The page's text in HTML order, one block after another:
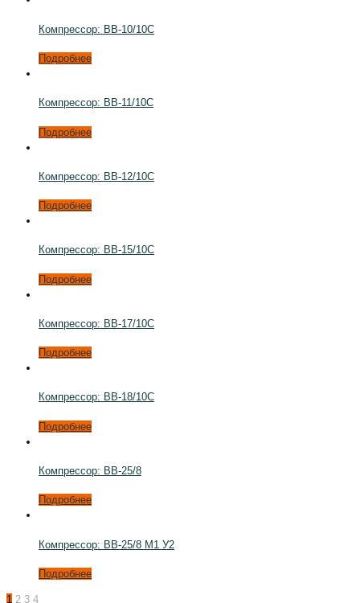
Компрессор: ВВ-10/10С
Подробнее
Компрессор: ВВ-11/10С
Подробнее
Компрессор: ВВ-12/10С
Подробнее
Компрессор: ВВ-15/10С
Подробнее
Компрессор: ВВ-17/10С
Подробнее
Компрессор: ВВ-18/10С
Подробнее
Компрессор: ВВ-25/8
Подробнее
Компрессор: ВВ-25/8 М1 У2
Подробнее
1 2 3 4